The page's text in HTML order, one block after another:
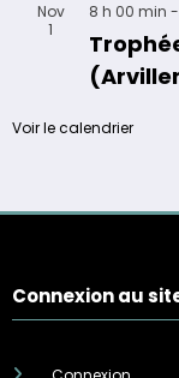
Nov
1
8 h 00 min -
Voir le calendrier
Connexion au